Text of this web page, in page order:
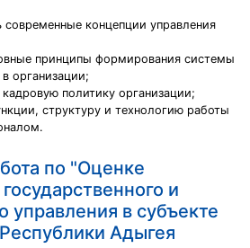
концепции управления
принципы формирования системы
организации;
политику организации;
структуру и технологию работы
по "Оценке
и
управления в субъекте
Адыгея